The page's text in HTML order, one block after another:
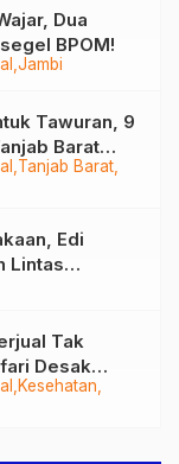
Jambi
Dua
BPOM!
Tanjab Barat
Tawuran, 9
Barat
Edi
Lintas
Kesehatan
Tak
Desak